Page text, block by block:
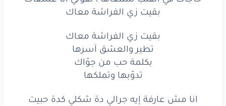
بقيت زي الفراشة معاك
بقيت زي الفراشة معاك
تطير والعشق آسرها
بكلمة حب من جوّاك
تدوّبها وتملكها
انا مش عارفة إيه جرالي دة شكلي كدة حبيت